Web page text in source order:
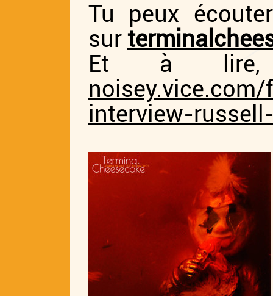
Tu peux
sur
Et à lire,
interview-